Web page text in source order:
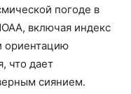
погоде в
включая индекс
ориентацию
что дает
сиянием.